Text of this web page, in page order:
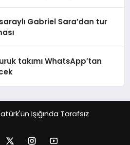
Gabriel Sara’dan tur
takımı WhatsApp’tan
Işığında Tarafsız